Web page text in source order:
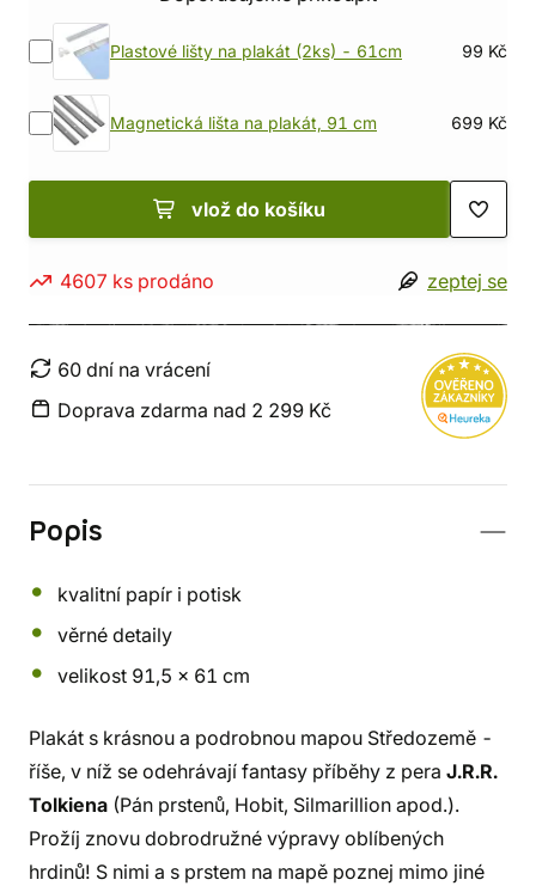
Plastové lišty na plakát (2ks) - 61cm 99 Kč
Magnetická lišta na plakát, 91 cm 699 Kč
vlož do košíku
4607 ks prodáno zeptej se
60 dní na vrácení
Doprava zdarma nad 2 299 Kč
Popis
kvalitní papír i potisk
věrné detaily
velikost 91,5 x 61 cm
Plakát s krásnou a podrobnou mapou Středozemě -
říše, v níž se odehrávají fantasy příběhy z pera J.R.R.
Tolkiena (Pán prstenů, Hobit, Silmarillion apod.).
Prožíj znovu dobrodružné výpravy oblíbených
hrdinů! S nimi a s prstem na mapě poznej mimo jiné